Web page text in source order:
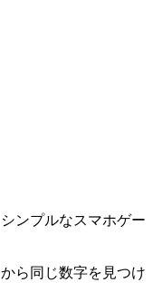
ンプルなスマホゲー
ら同じ数字を見つけ